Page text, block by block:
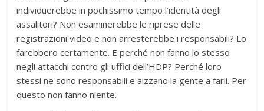
individuerebbe in pochissimo tempo l’identità degli
assalitori? Non esaminerebbe le riprese delle
registrazioni video e non arresterebbe i responsabili? Lo
farebbero certamente. E perché non fanno lo stesso
negli attacchi contro gli uffici dell’HDP? Perché loro
stessi ne sono responsabili e aizzano la gente a farli. Per
questo non fanno niente.